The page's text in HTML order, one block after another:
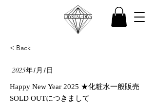
< Back
2025年1月1日
Happy New Year 2025 ★化粧水一般販売
SOLD OUTにつきまして